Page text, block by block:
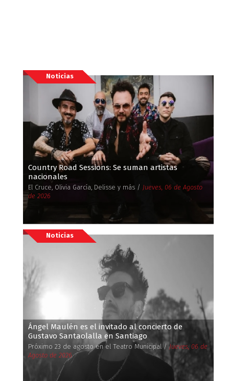
Noticias
Country Road Sessions: Se suman artistas
nacionales
El Cruce, Olivia García, Delisse y más / Jueves, 06 de Agosto
de 2026
Noticias
Ángel Maulén es el invitado al concierto de
Gustavo Santaolalla en Santiago
Próximo 23 de agosto en el Teatro Municipal / Jueves, 06 de
Agosto de 2026